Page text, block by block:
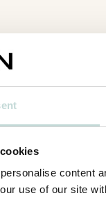
content
use of our site